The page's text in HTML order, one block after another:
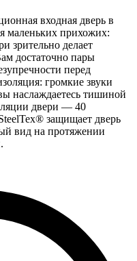
входная дверь в
маленьких прихожих:
зрительно делает
достаточно пары
перед
громкие звуки
наслаждаетесь тишиной
двери — 40
защищает дверь
вид на протяжении